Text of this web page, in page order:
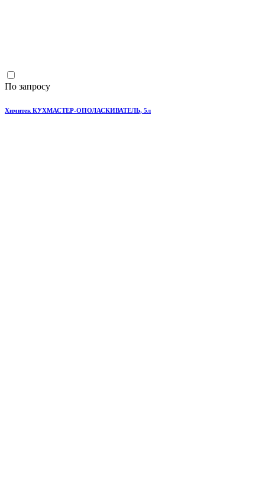
По запросу
Химитек КУХМАСТЕР-ОПОЛАСКИВАТЕЛЬ, 5л